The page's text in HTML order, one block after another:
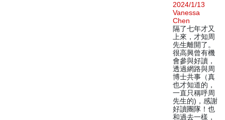
2024/1/13
Vanessa
Chen
隔了七年才又
上來，才知周
先生離開了。
很高興曾有機
會參與好讀，
透過網路與周
博士共事（真
也才知道的，
一直只稱呼周
先生的)，感謝
好讀團隊！也
和過去一樣，